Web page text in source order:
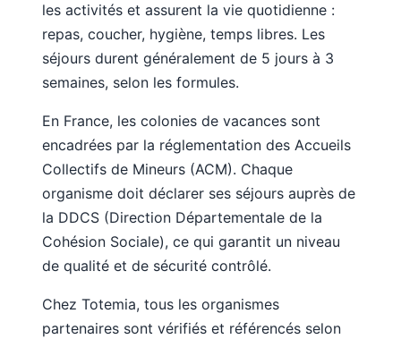
les activités et assurent la vie quotidienne :
repas, coucher, hygiène, temps libres. Les
séjours durent généralement de 5 jours à 3
semaines, selon les formules.
En France, les colonies de vacances sont
encadrées par la réglementation des Accueils
Collectifs de Mineurs (ACM). Chaque
organisme doit déclarer ses séjours auprès de
la DDCS (Direction Départementale de la
Cohésion Sociale), ce qui garantit un niveau
de qualité et de sécurité contrôlé.
Chez Totemia, tous les organismes
partenaires sont vérifiés et référencés selon